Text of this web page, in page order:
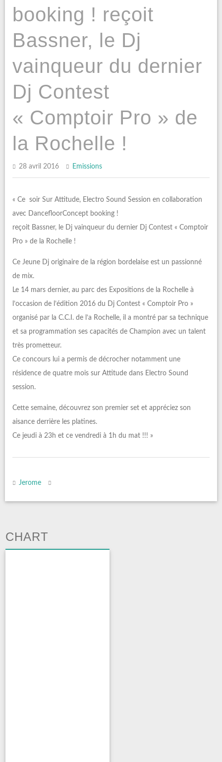
booking ! reçoit
Bassner, le Dj
vainqueur du dernier
Dj Contest
« Comptoir Pro » de
la Rochelle !
28 avril 2016 Emissions
« Ce soir Sur Attitude, Electro Sound Session en collaboration
avec DancefloorConcept booking !
reçoit Bassner, le Dj vainqueur du dernier Dj Contest « Comptoir
Pro » de la Rochelle !
Ce Jeune Dj originaire de la région bordelaise est un passionné
de mix.
Le 14 mars dernier, au parc des Expositions de la Rochelle à
l’occasion de l’édition 2016 du Dj Contest « Comptoir Pro »
organisé par la C.C.I. de l’a Rochelle, il a montré par sa technique
et sa programmation ses capacités de Champion avec un talent
très prometteur.
Ce concours lui a permis de décrocher notamment une
résidence de quatre mois sur Attitude dans Electro Sound
session.
Cette semaine, découvrez son premier set et appréciez son
aisance derrière les platines.
Ce jeudi à 23h et ce vendredi à 1h du mat !!! »
Jerome
CHART